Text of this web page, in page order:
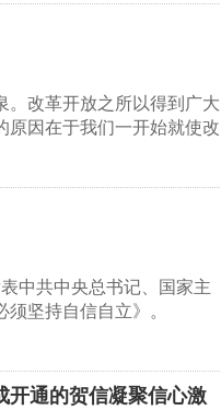
。改革开放之所以得到广大
原因在于我们一开始就使改
中共中央总书记、国家主
坚持自信自立》。
通的贺信凝聚信心激